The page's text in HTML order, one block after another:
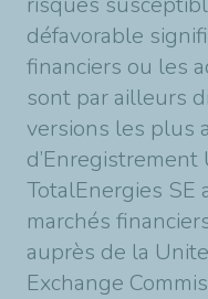
défavorable
financiers ou les
sont par ailleurs
versions les plus
TotalEnergies SE
marchés
auprès de la
Exchange